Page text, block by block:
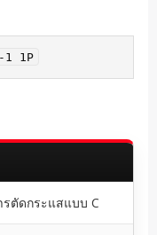
1 1P
รตัดกระแสแบบ C